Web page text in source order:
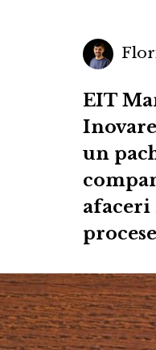
EIT
un
afaceri